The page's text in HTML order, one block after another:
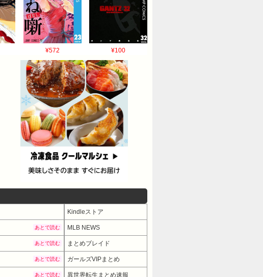
¥572 ¥100
Kindleストア
あとで読む MLB NEWS
あとで読む まとめブレイド
あとで読む ガールズVIPまとめ
あとで読む 異世界転生まとめ速報